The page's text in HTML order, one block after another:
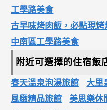
工學路美食
古早味烤肉飯，必點現
中南區工學路美食
附近可選擇的住宿飯
春天溫泉泡湯旅館
大里
風緻精品旅館
美思樂休